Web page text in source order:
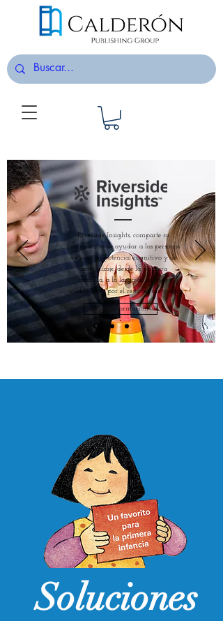
Riverside Insights, comparte su
compromiso de ayudar a las personas
a elevar su potencial cognitivo y de
aprendizaje, desde la primera
infancia, a lo largo de su viaje
académico y por el resto de sus vidas.
Más información
Soluciones